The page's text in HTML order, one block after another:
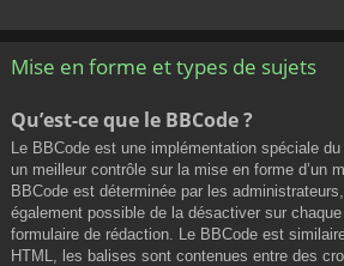
Mise en forme et types de sujets
Qu’est-ce que le BBCode ?
Le BBCode est une implémentation spéciale
un meilleur contrôle sur la mise en forme d’un
BBCode est déterminée par les
également possible de la désactiver sur
formulaire de rédaction. Le BBCode est
HTML, les balises sont contenues entre des